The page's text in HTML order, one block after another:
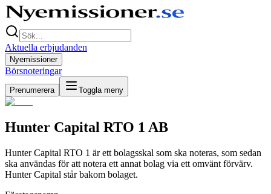
Aktuella erbjudanden
Nyemissioner
Börsnoteringar
Prenumerera Toggla meny
Hunter Capital RTO 1 AB
Hunter Capital RTO 1 är ett bolagsskal som ska noteras, som sedan
ska användas för att notera ett annat bolag via ett omvänt förvärv.
Hunter Capital står bakom bolaget.